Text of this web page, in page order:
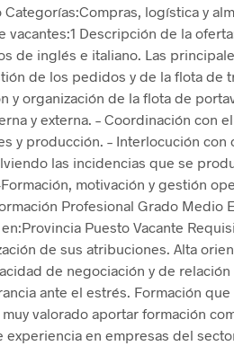
logística y
Descripción de la
de inglés e italiano. Las
de los pedidos y de la flota de
y organización de la flota de
y externa. – Coordinación con
y producción. – Interlocución con
las incidencias que se
motivación y gestión
Profesional Grado Medio
Puesto Vacante
de sus atribuciones. Alta
de negociación y de
ante el estrés. Formación
valorado aportar formación
en empresas del